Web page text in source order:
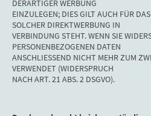
DERARTIGER WERBUNG
EINZULEGEN; DIES GILT AUCH FÜR
SOLCHER DIREKTWERBUNG IN
VERBINDUNG STEHT. WENN SIE
PERSONENBEZOGENEN DATEN
ANSCHLIESSEND NICHT MEHR ZUM
VERWENDET (WIDERSPRUCH
NACH ART. 21 ABS. 2 DSGVO).